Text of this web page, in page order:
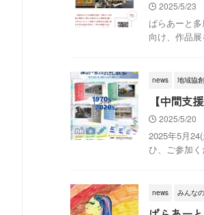
2025/5/23
ぱらあーと
向け、作品
news 地域協創
【中間支
2025/5/20
2025年5月
ひ、ご参加
news みんな